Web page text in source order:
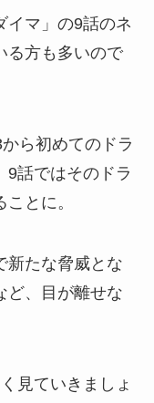
イマ」の9話のネ
る方も多いので
ら初めてのドラ
9話ではそのドラ
とに。
新たな脅威とな
ど、目が離せな
見ていきましょ